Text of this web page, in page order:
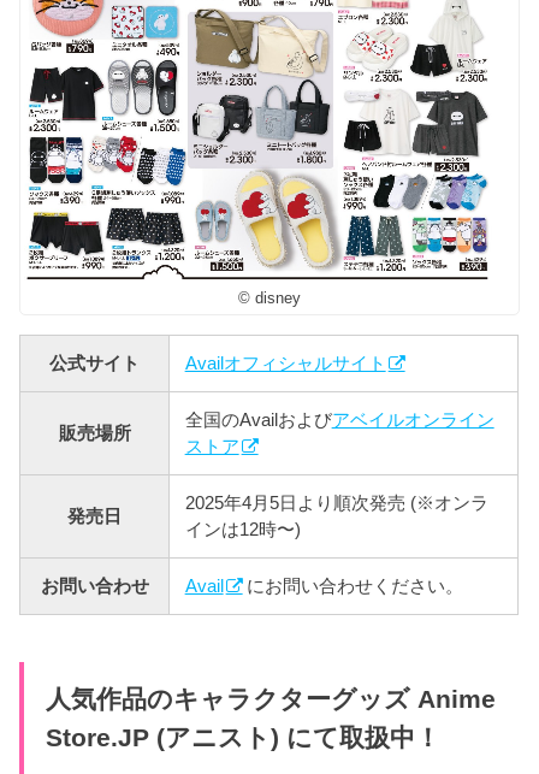
© disney
公式サイト Availオフィシャルサイト
販売場所
全国のAvailおよびアベイルオンライン
ストア
発売日
2025年4月5日より順次発売 (※オンラ
インは12時〜)
お問い合わせ Avail にお問い合わせください。
人気作品のキャラクターグッズ Anime
Store.JP (アニスト) にて取扱中！